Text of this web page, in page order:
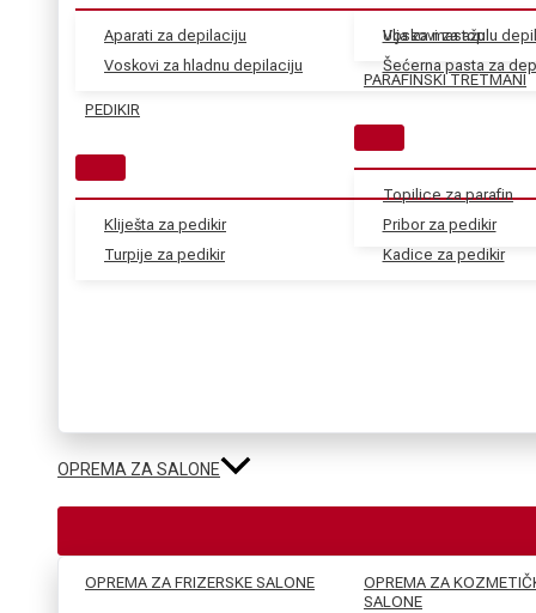
Aparati za depilaciju
Voskovi za hladnu depilaciju
Voskovi za toplu
Šećerna pasta za
PEDIKIR
Kliješta za pedikir
Turpije za pedikir
Pribor za pedikir
Kadice za pedikir
Ulja za masažu
PARAFINSKI TRETMANI
Topilice za parafin
OPREMA ZA SALONE
OPREMA ZA FRIZERSKE SALONE
OPREMA ZA
SALONE